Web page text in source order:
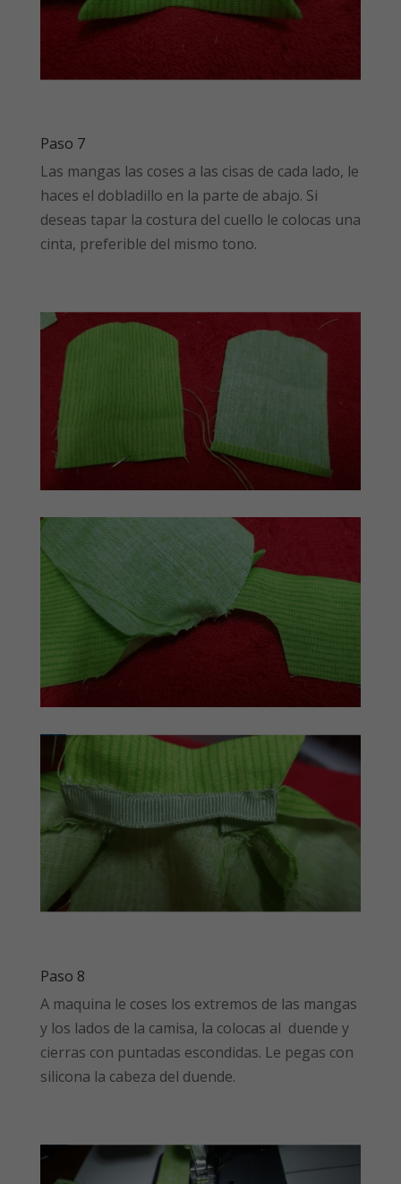
Paso 7
Las mangas las coses a las cisas de cada lado, le
haces el dobladillo en la parte de abajo. Si
deseas tapar la costura del cuello le colocas una
cinta, preferible del mismo tono.
Paso 8
A maquina le coses los extremos de las mangas
y los lados de la camisa, la colocas al duende y
cierras con puntadas escondidas. Le pegas con
silicona la cabeza del duende.